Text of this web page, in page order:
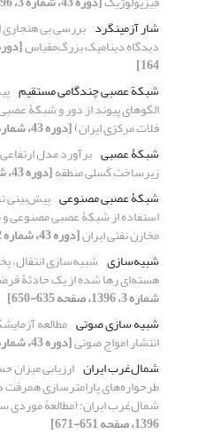
شار آزمینگرد
دیدگاه دینامیک بزرگ‌مقیاس
164]
شبکة عصبی چندگامی مستقیم
الگوهای پیوند از دور و شبکۀ
فلات مرکزی ایران)[دوره 43، شماره 2، 1396، صفحه 405-418]
شبکۀ عصبی برآورد مدل
زیرساخت گسلی منطقه[دوره 43، شماره 2، 1396، صفحه 229-244]
شبکۀ عصبی مصنوعی پیش‌بینی
استفاده از شبکۀ عصبی مصنوعی و
مخازن نفتی ایران[دوره 43، شماره 2، 1396، صفحه 281-295]
شبیه‌سازی شبیه‌سازی انتقال،
هسته‌ای رها شده از یک حادثۀ
شماره 3، 1396، صفحه 635-650]
شبیه سازی صوتی مطالعه
انتشار امواج صوتی[دوره 43، شماره 1، 1396، صفحه 181-192]
شمال‌غرب ایران
طرحواره‌های پارامترسازی
شمال‌غرب ایران: (مطالعۀ موردی سال
1396، صفحه 651-671]